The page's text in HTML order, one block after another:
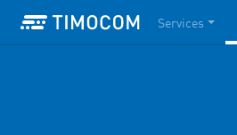
Services